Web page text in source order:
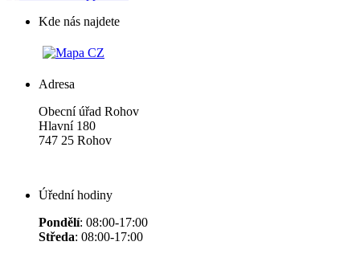
Kde nás najdete
Adresa
Obecní úřad Rohov
Hlavní 180
747 25 Rohov
Úřední hodiny
Pondělí: 08:00-17:00
Středa: 08:00-17:00